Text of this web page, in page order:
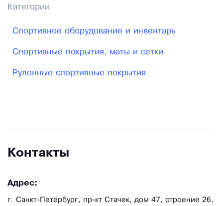
Категории
Спортивное оборудование и инвентарь
Спортивные покрытия, маты и сетки
Рулонные спортивные покрытия
Контакты
Адрес:
г. Санкт-Петербург, пр-кт Стачек, дом 47, строение 26,